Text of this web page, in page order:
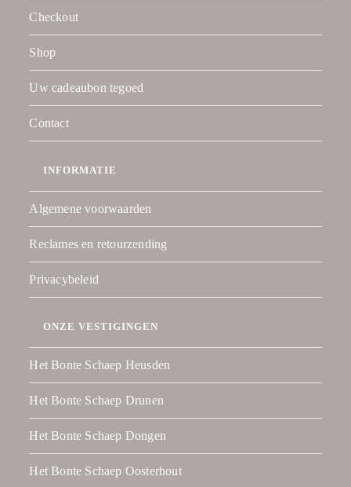
Checkout
Shop
Uw cadeaubon tegoed
Contact
INFORMATIE
Algemene voorwaarden
Reclames en retourzending
Privacybeleid
ONZE VESTIGINGEN
Het Bonte Schaep Heusden
Het Bonte Schaep Drunen
Het Bonte Schaep Dongen
Het Bonte Schaep Oosterhout